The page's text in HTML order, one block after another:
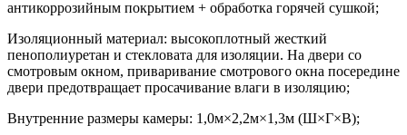
антикоррозийным покрытием + обработка горячей сушкой;
Изоляционный материал: высокоплотный жесткий
пенополиуретан и стекловата для изоляции. На двери со
смотровым окном, приваривание смотрового окна посередине
двери предотвращает просачивание влаги в изоляцию;
Внутренние размеры камеры: 1,0м×2,2м×1,3м (Ш×Г×В);